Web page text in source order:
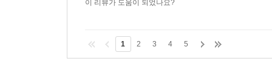
이 리뷰가 도움이 되었나요?
1 2 3 4 5